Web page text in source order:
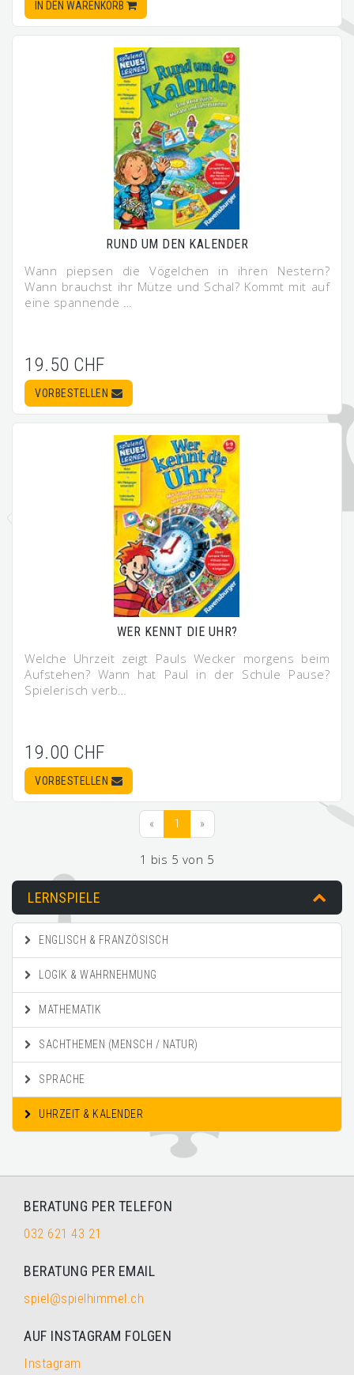
IN DEN WARENKORB
RUND UM DEN KALENDER
Wann piepsen die Vögelchen in ihren Nestern?
Wann brauchst ihr Mütze und Schal? Kommt mit auf
eine spannende …
19.50 CHF
VORBESTELLEN
WER KENNT DIE UHR?
Welche Uhrzeit zeigt Pauls Wecker morgens beim
Aufstehen? Wann hat Paul in der Schule Pause?
Spielerisch verb…
19.00 CHF
VORBESTELLEN
« 1 »
1 bis 5 von 5
LERNSPIELE
ENGLISCH & FRANZÖSISCH
LOGIK & WAHRNEHMUNG
MATHEMATIK
SACHTHEMEN (MENSCH / NATUR)
SPRACHE
UHRZEIT & KALENDER
BERATUNG PER TELEFON
032 621 43 21
BERATUNG PER EMAIL
spiel@spielhimmel.ch
AUF INSTAGRAM FOLGEN
Instagram